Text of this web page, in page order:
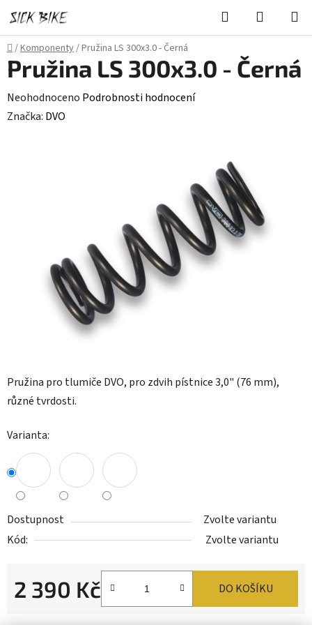
na
obsah
Hledat
KOŠÍK
Domů
/Komponenty/Pružina LS 300x3.0 - Černá
Pružina pro tlumiče DVO, pro zdvih pístnice 3,0" (76 mm),
různé tvrdosti.
Varianta:
Dostupnost
Zvolte variantu
Kód:
Zvolte variantu
2 390 Kč DO KOŠÍKU
Pružina LS 300x3.0 - Černá
Průměrné
hodnocení
Neohodnoceno Podrobnosti hodnocení
Značka: DVO